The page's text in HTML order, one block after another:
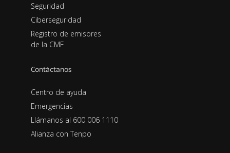
Seguridad
Ciberseguridad
Registro de emisores
de la CMF
Contáctanos
Centro de ayuda
Emergencias
Llámanos al 600 006 1110
Alianza con Tenpo